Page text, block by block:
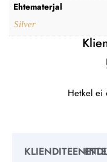
Ehtematerjal
Silver
Hetkel ei